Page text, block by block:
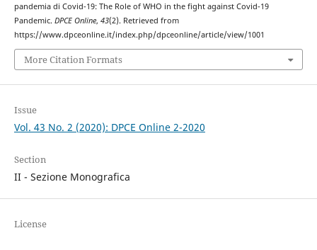
pandemia di Covid-19: The Role of WHO in the fight against Covid-19
Pandemic. DPCE Online, 43(2). Retrieved from
https://www.dpceonline.it/index.php/dpceonline/article/view/1001
More Citation Formats
Issue
Vol. 43 No. 2 (2020): DPCE Online 2-2020
Section
II - Sezione Monografica
License